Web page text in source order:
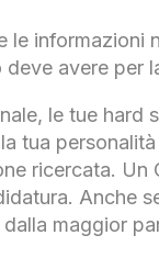
le informazioni
avere per
le tue hard
tua
ricercata. Un
Anche
maggior